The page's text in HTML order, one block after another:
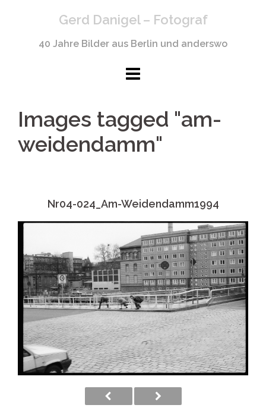
Gerd Danigel – Fotograf
40 Jahre Bilder aus Berlin und anderswo
Images tagged "am-
weidendamm"
Nr04-024_Am-Weidendamm1994